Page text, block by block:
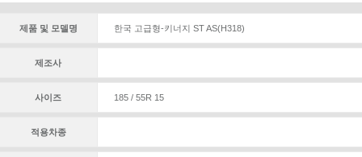
제품 및 모델명 한국 고급형-키너지 ST AS(H318)
제조사
사이즈 185 / 55R 15
적용차종